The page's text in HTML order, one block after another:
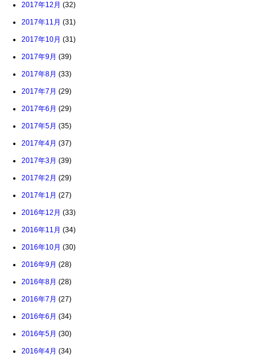
2017年12月 (32)
2017年11月 (31)
2017年10月 (31)
2017年9月 (39)
2017年8月 (33)
2017年7月 (29)
2017年6月 (29)
2017年5月 (35)
2017年4月 (37)
2017年3月 (39)
2017年2月 (29)
2017年1月 (27)
2016年12月 (33)
2016年11月 (34)
2016年10月 (30)
2016年9月 (28)
2016年8月 (28)
2016年7月 (27)
2016年6月 (34)
2016年5月 (30)
2016年4月 (34)